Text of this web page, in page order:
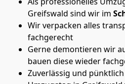
Greifswald sind wir im
Wir verpacken alles
fachgerecht
Gerne demontieren wir
bauen diese wieder
Zuverlässig und